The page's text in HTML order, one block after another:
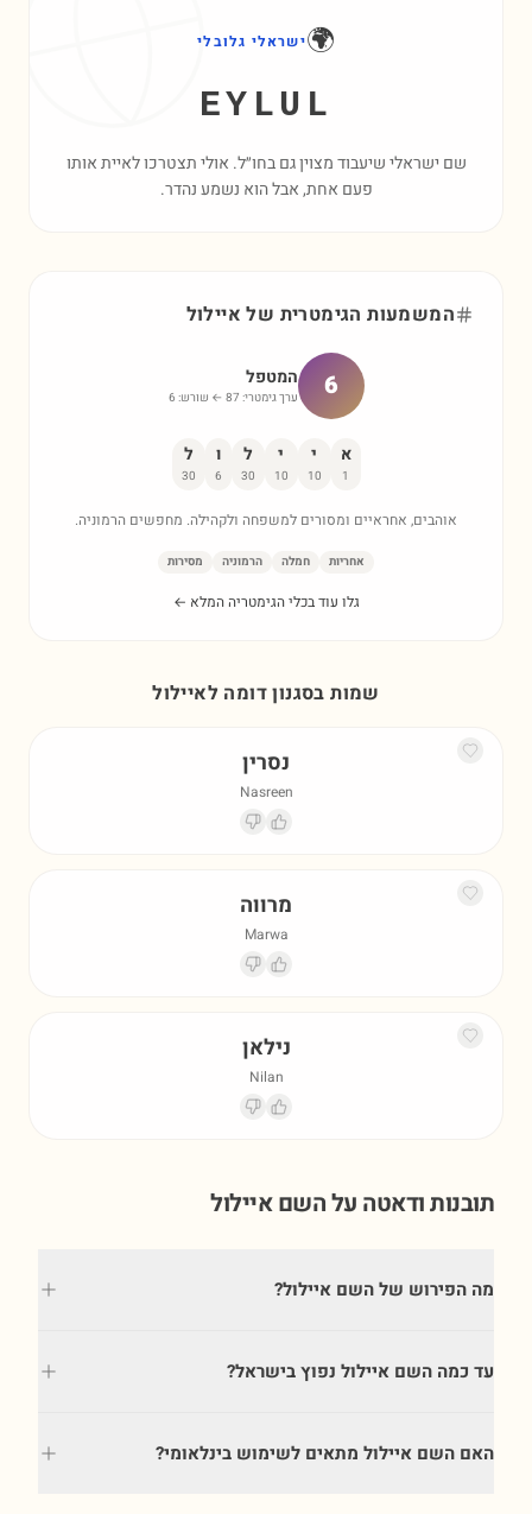
🌍ישראלי גלובלי
EYLUL
שם ישראלי שיעבוד מצוין גם בחו״ל. אולי תצטרכו לאיית אותו
פעם אחת, אבל הוא נשמע נהדר.
המשמעות הגימטרית של איילול
6 המטפל
ערך גימטרי: 87 ← שורש: 6
א
1
י
10
י
10
ל
30
ו
6
ל
30
אוהבים, אחראיים ומסורים למשפחה ולקהילה. מחפשים הרמוניה.
אחריות חמלה הרמוניה מסירות
גלו עוד בכלי הגימטריה המלא ←
שמות בסגנון דומה לאיילול
נסרין
Nasreen
מרווה
Marwa
נילאן
Nilan
תובנות ודאטה על השםאיילול
מה הפירוש של השם איילול?
עד כמה השם איילול נפוץ בישראל?
האם השם איילול מתאים לשימוש בינלאומי?